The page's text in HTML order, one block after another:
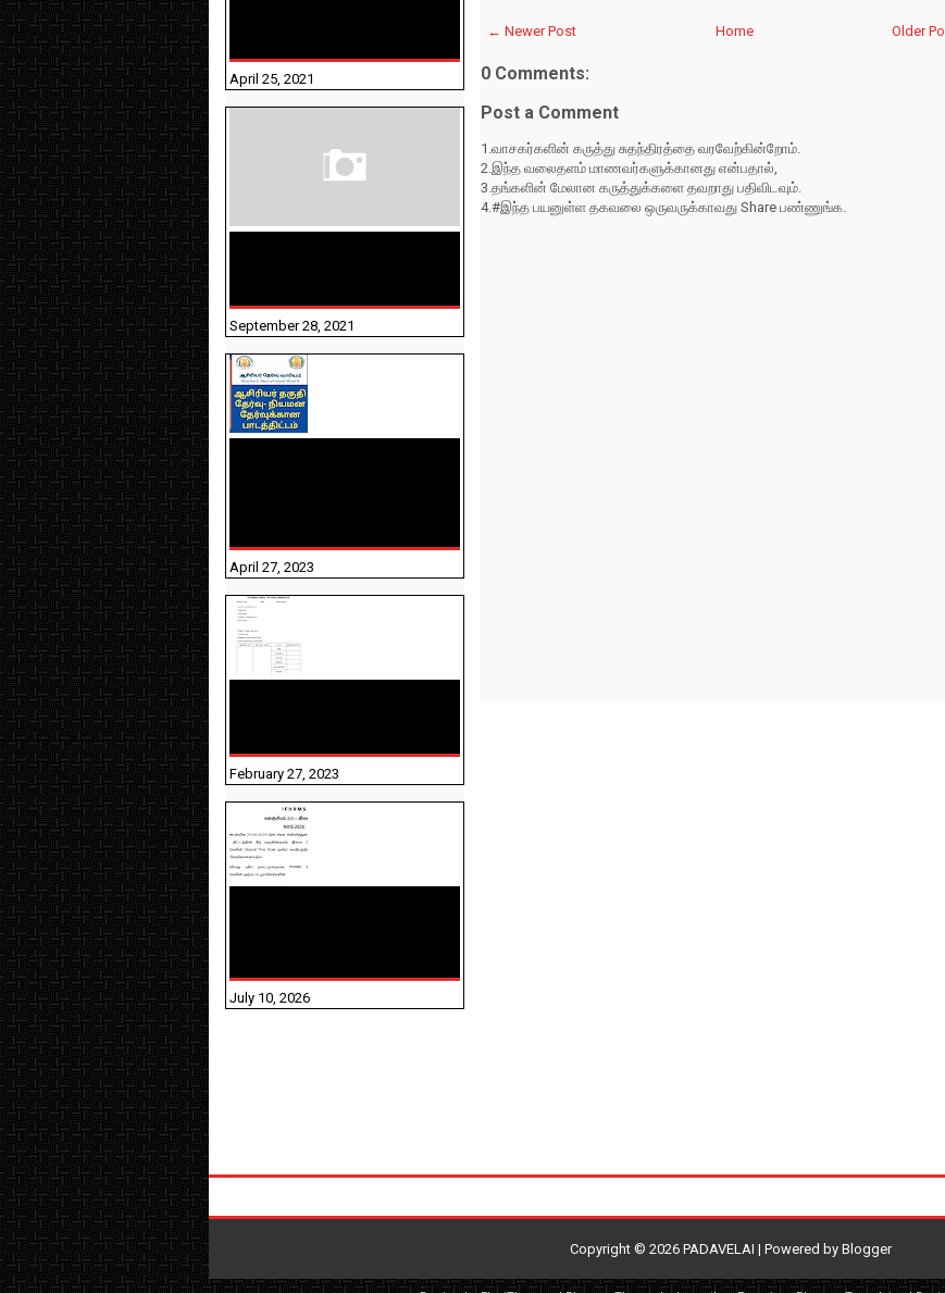
← Newer Post Older
Home
0 Comments:
Post a Comment
1.வாசகர்களின் கருத்து சுதந்திரத்தை வரவேற்கின்றோம்.
2.இந்த வலைதளம் மாணவர்களுக்கானது என்பதால்,
3.தங்களின் மேலான கருத்துக்களை தவறாது பதிவிடவும்.
4.#இந்த பயனுள்ள தகவலை ஒருவருக்காவது Share பண்ணுங்க.
April 25, 2021
September 28, 2021
April 27, 2023
February 27, 2023
July 10, 2026
Copyright © 2026 PADAVELAI | Powered by Blogger